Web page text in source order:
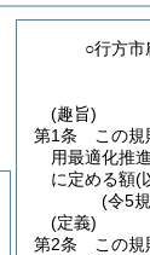
○行方市
(趣旨)
第1条
この規
用最適化推
に定める額(
(令5
(定義)
第2条
この規